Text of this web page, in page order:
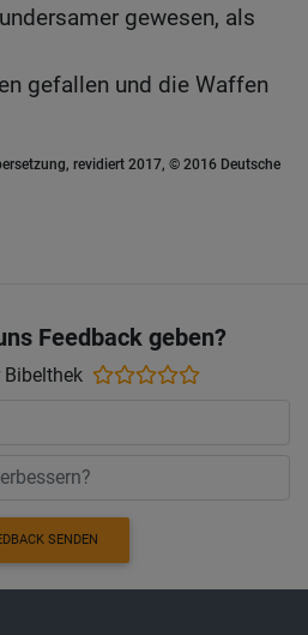
gewesen, als
gefallen und die Waffen
revidiert 2017, © 2016 Deutsche
Feedback geben?
Bibelthek
SENDEN